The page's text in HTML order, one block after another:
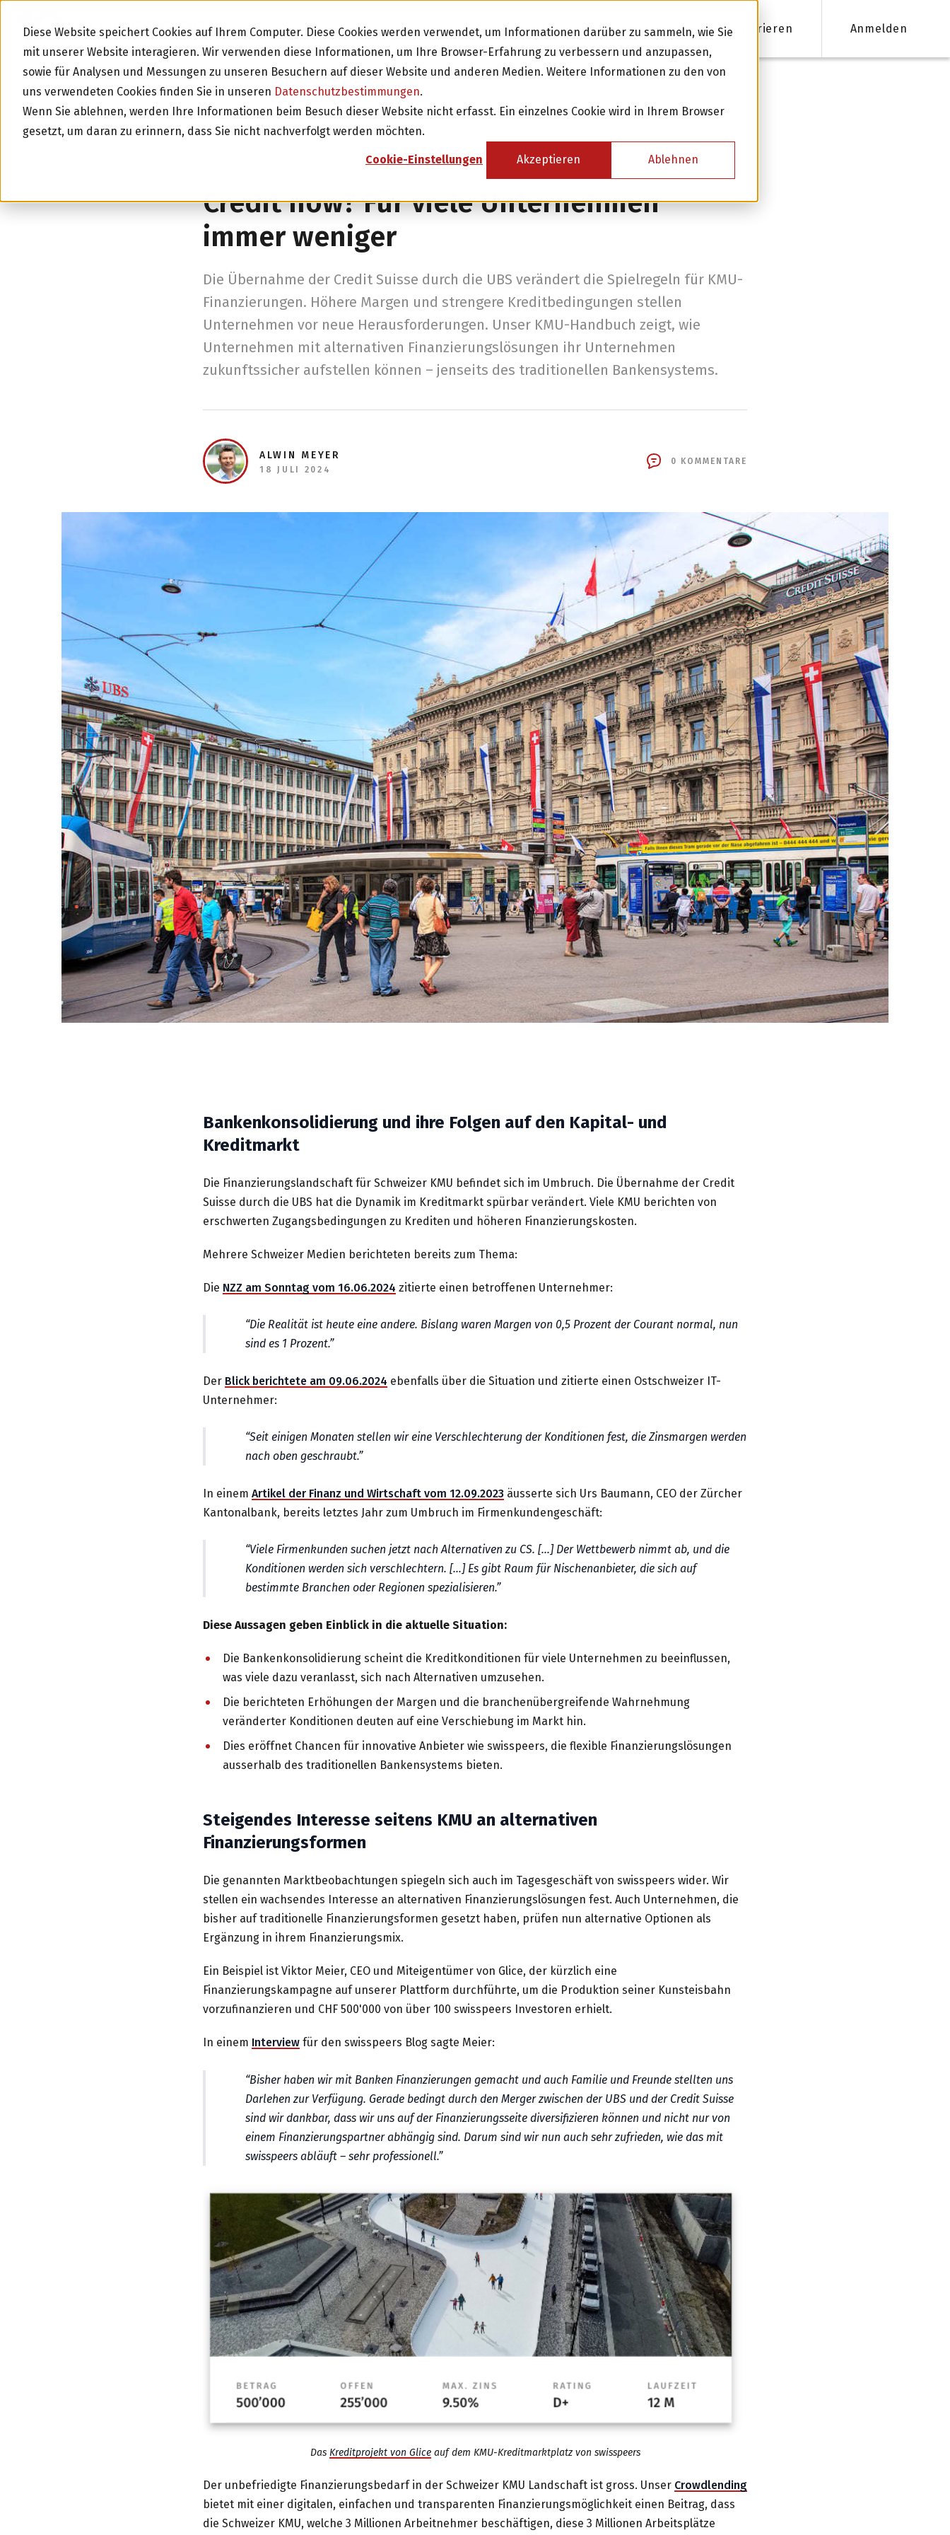
Diese Website speichert Cookies auf Ihrem Computer. Diese Cookies werden verwendet, um Informationen darüber zu sammeln, wie Sie
mit unserer Website interagieren. Wir verwenden diese Informationen, um Ihre Browser-Erfahrung zu verbessern und anzupassen,
sowie für Analysen und Messungen zu unseren Besuchern auf dieser Website und anderen Medien. Weitere Informationen zu den von
uns verwendeten Cookies finden Sie in unseren Datenschutzbestimmungen.
Wenn Sie ablehnen, werden Ihre Informationen beim Besuch dieser Website nicht erfasst. Ein einzelnes Cookie wird in Ihrem Browser
gesetzt, um daran zu erinnern, dass Sie nicht nachverfolgt werden möchten.
Cookie-Einstellungen Akzeptieren Ablehnen
BLOG Registrieren Anmelden
Investieren
Investition in Schweizer Unternehmen
Attraktive Renditen mit monatlichen
Finanzieren
Firmenkredite ab 50'000 CHF
Persönliche Beratung für Ihre Finanzierung
Zurück zur Übersicht
Credit now? Für viele Unternehmen
immer weniger
Die Übernahme der Credit Suisse durch die UBS verändert die Spielregeln für KMU-
Finanzierungen. Höhere Margen und strengere Kreditbedingungen stellen
Unternehmen vor neue Herausforderungen. Unser KMU-Handbuch zeigt, wie
Unternehmen mit alternativen Finanzierungslösungen ihr Unternehmen
zukunftssicher aufstellen können – jenseits des traditionellen Bankensystems.
ALWIN MEYER
18 JULI 2024
0 KOMMENTARE
Bankenkonsolidierung und ihre Folgen auf den Kapital- und
Kreditmarkt
Die Finanzierungslandschaft für Schweizer KMU befindet sich im Umbruch. Die Übernahme der Credit
Suisse durch die UBS hat die Dynamik im Kreditmarkt spürbar verändert. Viele KMU berichten von
erschwerten Zugangsbedingungen zu Krediten und höheren Finanzierungskosten.
Mehrere Schweizer Medien berichteten bereits zum Thema:
Die NZZ am Sonntag vom 16.06.2024 zitierte einen betroffenen Unternehmer:
Die Realität ist heute eine andere. Bislang waren Margen von 0,5 Prozent der Courant normal, nun
sind es 1 Prozent.
Der Blick berichtete am 09.06.2024 ebenfalls über die Situation und zitierte einen Ostschweizer IT-
Unternehmer:
Seit einigen Monaten stellen wir eine Verschlechterung der Konditionen fest, die Zinsmargen werden
nach oben geschraubt.
In einem Artikel der Finanz und Wirtschaft vom 12.09.2023 äusserte sich Urs Baumann, CEO der Zürcher
Kantonalbank, bereits letztes Jahr zum Umbruch im Firmenkundengeschäft:
Viele Firmenkunden suchen jetzt nach Alternativen zu CS. [...] Der Wettbewerb nimmt ab, und die
Konditionen werden sich verschlechtern. [...] Es gibt Raum für Nischenanbieter, die sich auf
bestimmte Branchen oder Regionen spezialisieren.
Diese Aussagen geben Einblick in die aktuelle Situation:
Die Bankenkonsolidierung scheint die Kreditkonditionen für viele Unternehmen zu beeinflussen,
was viele dazu veranlasst, sich nach Alternativen umzusehen.
Die berichteten Erhöhungen der Margen und die branchenübergreifende Wahrnehmung
veränderter Konditionen deuten auf eine Verschiebung im Markt hin.
Dies eröffnet Chancen für innovative Anbieter wie swisspeers, die flexible Finanzierungslösungen
ausserhalb des traditionellen Bankensystems bieten.
Steigendes Interesse seitens KMU an alternativen
Finanzierungsformen
Die genannten Marktbeobachtungen spiegeln sich auch im Tagesgeschäft von swisspeers wider. Wir
stellen ein wachsendes Interesse an alternativen Finanzierungslösungen fest. Auch Unternehmen, die
bisher auf traditionelle Finanzierungsformen gesetzt haben, prüfen nun alternative Optionen als
Ergänzung in ihrem Finanzierungsmix.
Ein Beispiel ist Viktor Meier, CEO und Miteigentümer von Glice, der kürzlich eine
Finanzierungskampagne auf unserer Plattform durchführte, um die Produktion seiner Kunsteisbahn
vorzufinanzieren und CHF 500'000 von über 100 swisspeers Investoren erhielt.
In einem Interview für den swisspeers Blog sagte Meier:
Bisher haben wir mit Banken Finanzierungen gemacht und auch Familie und Freunde stellten uns
Darlehen zur Verfügung. Gerade bedingt durch den Merger zwischen der UBS und der Credit Suisse
sind wir dankbar, dass wir uns auf der Finanzierungsseite diversifizieren können und nicht nur von
einem Finanzierungspartner abhängig sind. Darum sind wir nun auch sehr zufrieden, wie das mit
swisspeers abläuft – sehr professionell.
Das Kreditprojekt von Gliceauf dem KMU-Kreditmarktplatz von swisspeers
Der unbefriedigte Finanzierungsbedarf in der Schweizer KMU Landschaft ist gross. Unser Crowdlending
bietet mit einer digitalen, einfachen und transparenten Finanzierungsmöglichkeit einen Beitrag, dass
die Schweizer KMU, welche 3 Millionen Arbeitnehmer beschäftigen, diese 3 Millionen Arbeitsplätze